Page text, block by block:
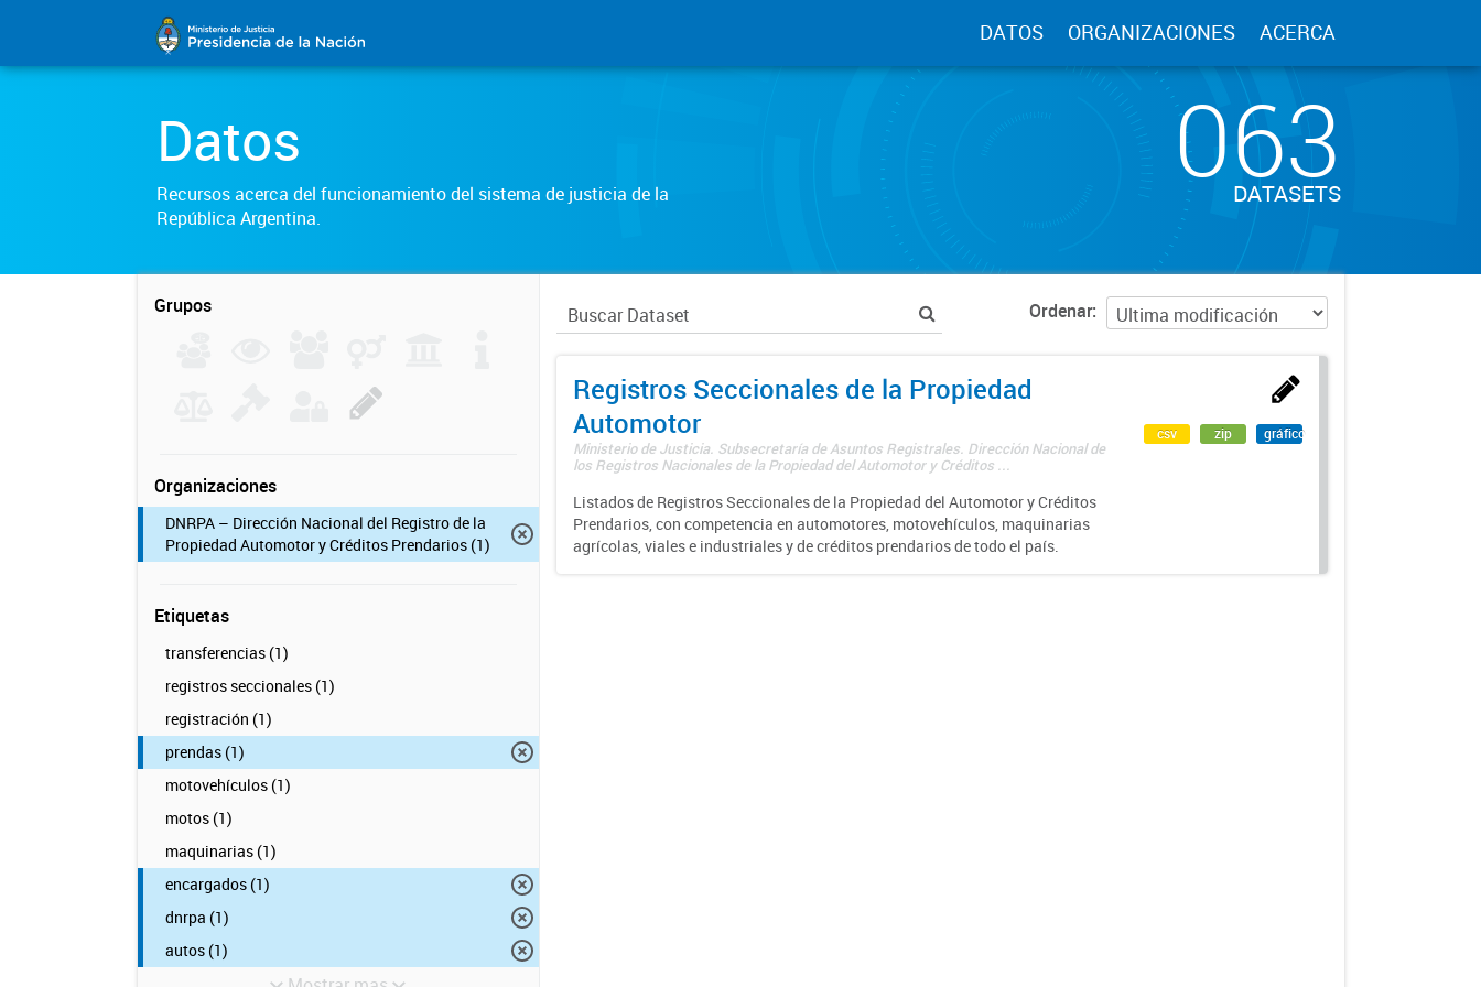
DATOS ORGANIZACIONES ACERCA
Datos
Recursos acerca del funcionamiento del sistema de justicia de la
República Argentina.
063
DATASETS
Grupos
Organizaciones
DNRPA – Dirección Nacional del Registro de la
Propiedad Automotor y Créditos Prendarios (1)
Etiquetas
transferencias (1)
registros seccionales (1)
registración (1)
prendas (1)
motovehículos (1)
motos (1)
maquinarias (1)
encargados (1)
dnrpa (1)
autos (1)
Ordenar
Registros Seccionales de la Propiedad
Automotor
Ministerio de Justicia. Subsecretaría de Asuntos Registrales. Dirección Nacional de
los Registros Nacionales de la Propiedad del Automotor y Créditos ...
Listados de Registros Seccionales de la Propiedad del Automotor y Créditos
Prendarios, con competencia en automotores, motovehículos, maquinarias
agrícolas, viales e industriales y de créditos prendarios de todo el país.
csv zip gráfico